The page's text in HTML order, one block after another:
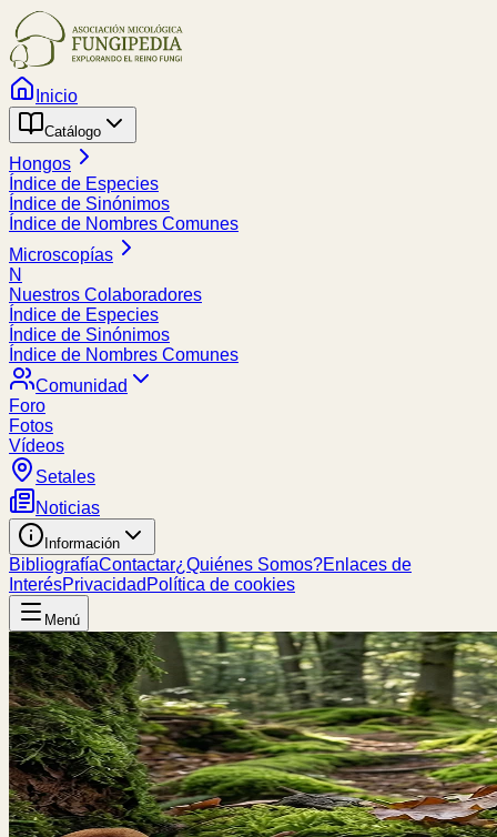
Inicio
Catálogo
Hongos
Índice de Especies
Índice de Sinónimos
Índice de Nombres Comunes
Microscopías
N
Nuestros Colaboradores
Índice de Especies
Índice de Sinónimos
Índice de Nombres Comunes
Comunidad
Foro
Fotos
Vídeos
Setales
Noticias
Información
BibliografíaContactar¿Quiénes Somos?Enlaces de
InterésPrivacidad Política de cookies
Menú